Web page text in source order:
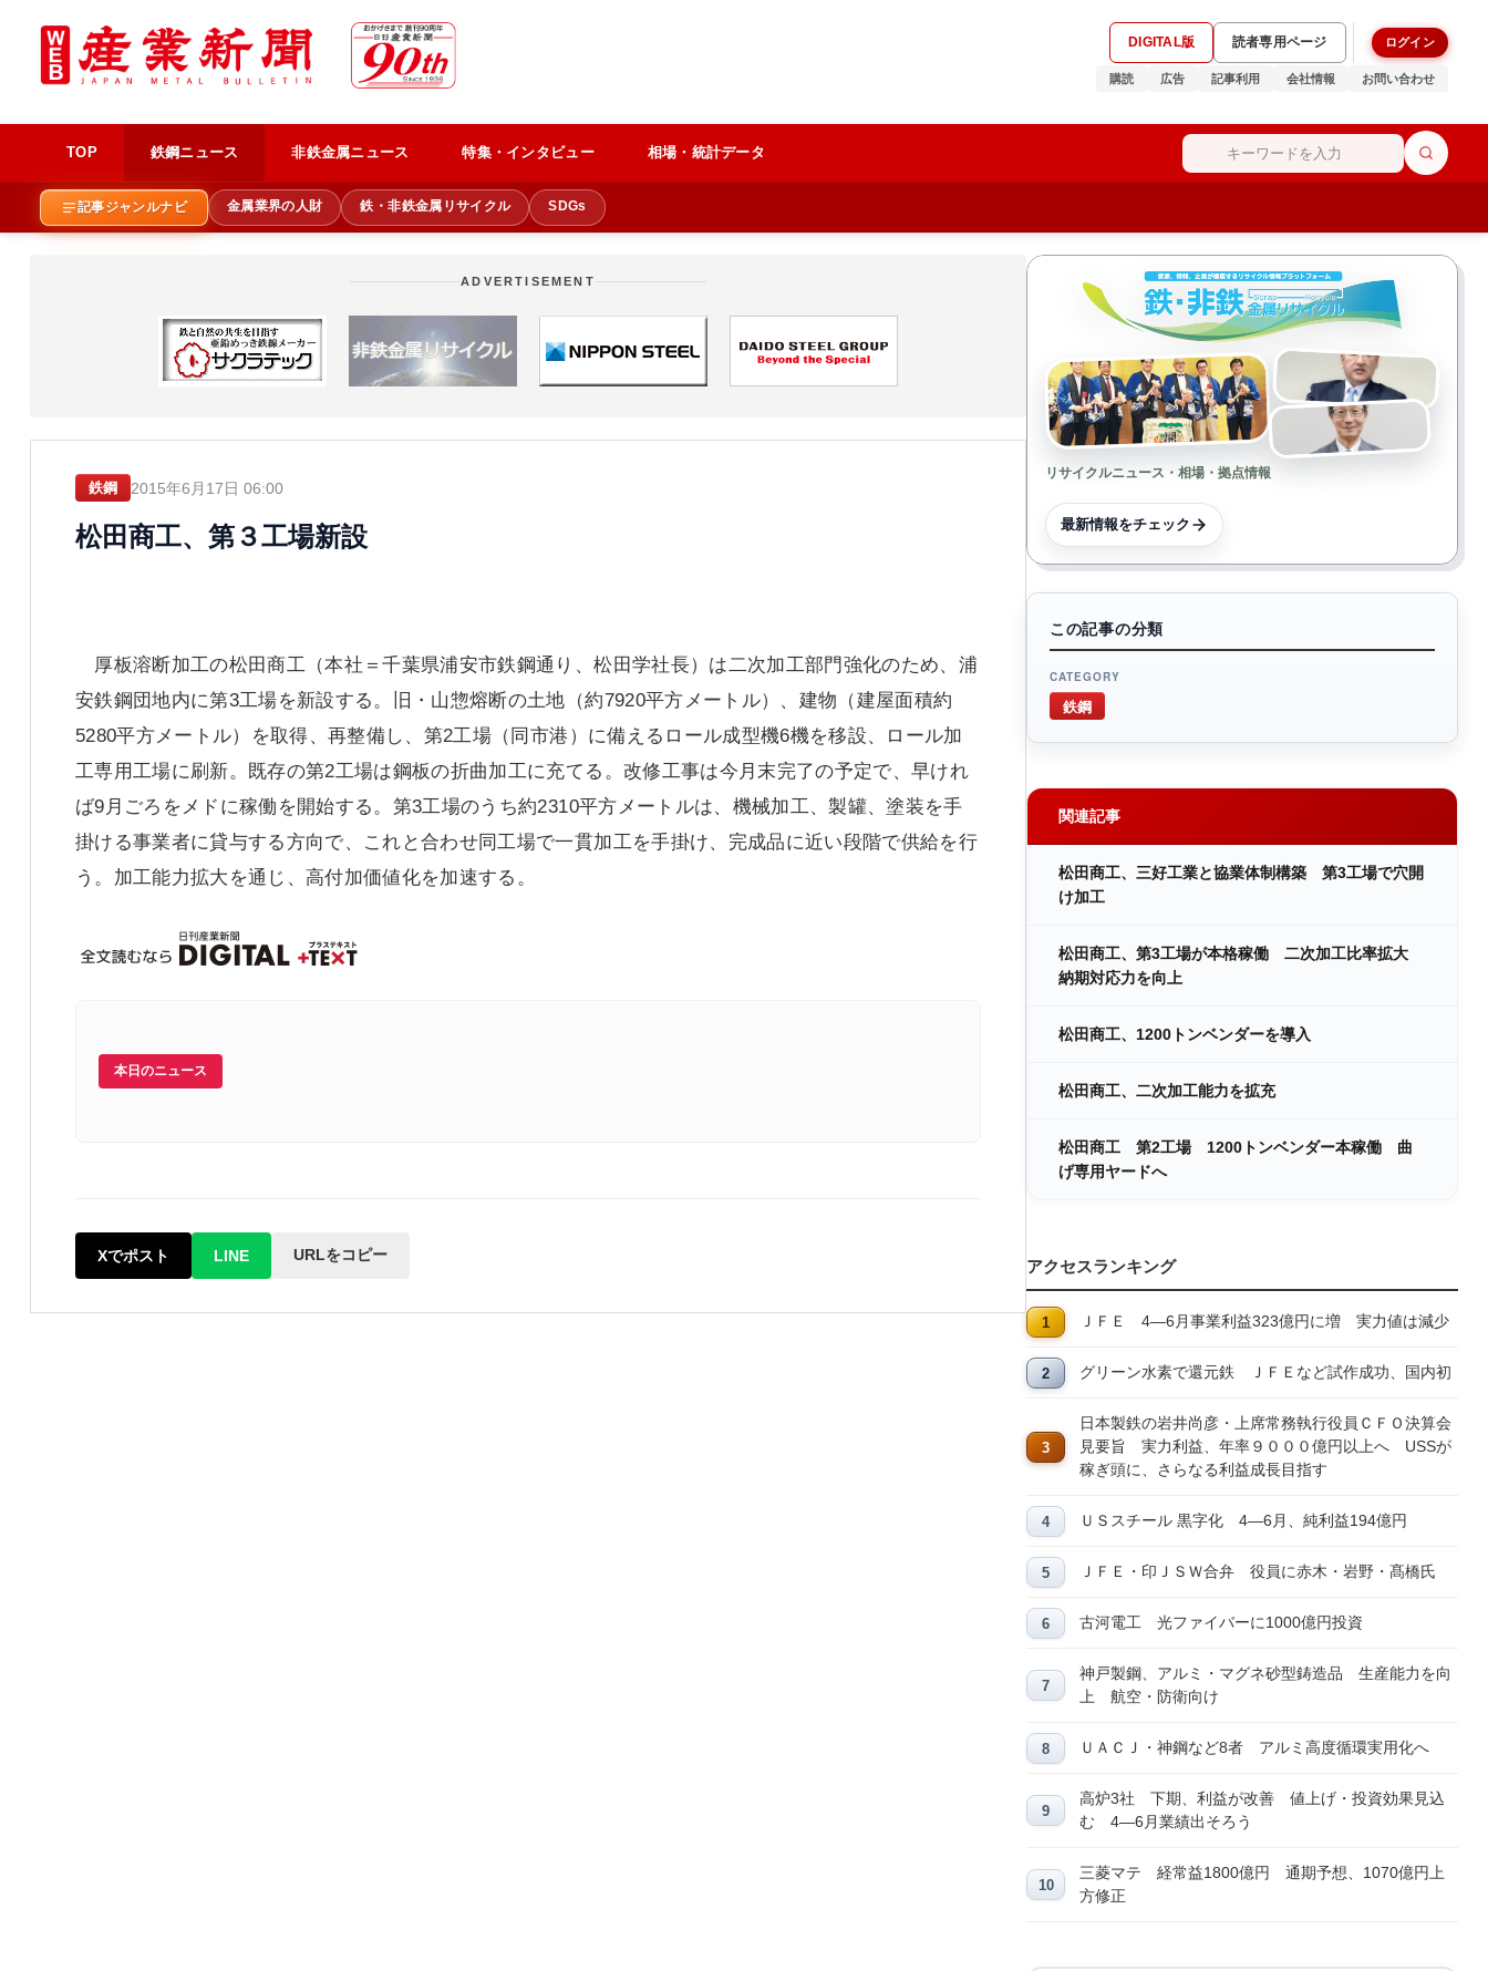
DIGITAL版 読者専用ページ ログイン
購読 広告 記事利用 会社情報 お問い合わせ
TOP 鉄鋼ニュース 非鉄金属ニュース 特集・インタビュー 相場・統計データ
記事ジャンルナビ 金属業界の人財 鉄・非鉄金属リサイクル SDGs
ADVERTISEMENT
鉄鋼 2015年6月17日 06:00
松田商工、第３工場新設
厚板溶断加工の松田商工（本社＝千葉県浦安市鉄鋼通り、松田学社長）は二次加工部門強化のため、浦
安鉄鋼団地内に第3工場を新設する。旧・山惣熔断の土地（約7920平方メートル）、建物（建屋面積約
5280平方メートル）を取得、再整備し、第2工場（同市港）に備えるロール成型機6機を移設、ロール加
工専用工場に刷新。既存の第2工場は鋼板の折曲加工に充てる。改修工事は今月末完了の予定で、早けれ
ば9月ごろをメドに稼働を開始する。第3工場のうち約2310平方メートルは、機械加工、製罐、塗装を手
掛ける事業者に貸与する方向で、これと合わせ同工場で一貫加工を手掛け、完成品に近い段階で供給を行
う。加工能力拡大を通じ、高付加価値化を加速する。
本日のニュース
Xでポスト LINE URLをコピー
リサイクルニュース・相場・拠点情報
最新情報をチェック
この記事の分類
CATEGORY
鉄鋼
関連記事
松田商工、三好工業と協業体制構築 第3工場で穴開
け加工
松田商工、第3工場が本格稼働 二次加工比率拡大
納期対応力を向上
松田商工、1200トンベンダーを導入
松田商工、二次加工能力を拡充
松田商工 第2工場 1200トンベンダー本稼働 曲
げ専用ヤードへ
アクセスランキング
ＪＦＥ 4―6月事業利益323億円に増 実力値は減少
グリーン水素で還元鉄 ＪＦＥなど試作成功、国内初
日本製鉄の岩井尚彦・上席常務執行役員ＣＦＯ決算会
見要旨 実力利益、年率９０００億円以上へ USSが
稼ぎ頭に、さらなる利益成長目指す
ＵＳスチール 黒字化 4―6月、純利益194億円
ＪＦＥ・印ＪＳＷ合弁 役員に赤木・岩野・髙橋氏
古河電工 光ファイバーに1000億円投資
神戸製鋼、アルミ・マグネ砂型鋳造品 生産能力を向
上 航空・防衛向け
ＵＡＣＪ・神鋼など8者 アルミ高度循環実用化へ
高炉3社 下期、利益が改善 値上げ・投資効果見込
む 4―6月業績出そろう
三菱マテ 経常益1800億円 通期予想、1070億円上
方修正